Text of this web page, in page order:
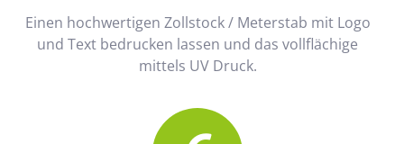
Einen hochwertigen Zollstock / Meterstab mit Logo
und Text bedrucken lassen und das vollflächige
mittels UV Druck.